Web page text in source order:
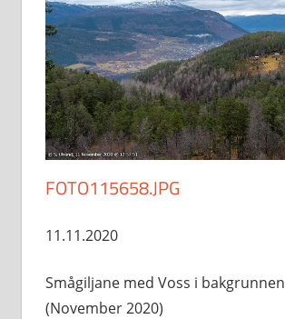
FOTO115658.JPG
11.11.2020
Smågiljane med Voss i bakgrunnen
(November 2020)